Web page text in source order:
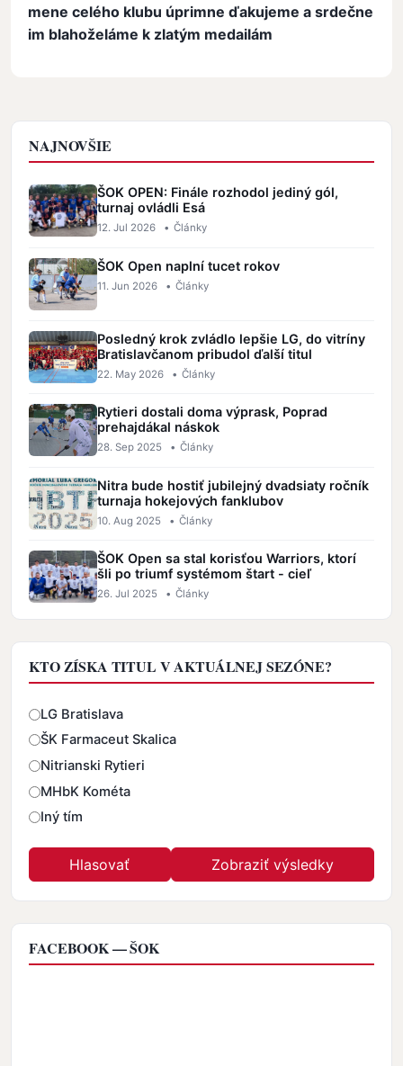
mene celého klubu úprimne ďakujeme a srdečne
im blahoželáme k zlatým medailám
NAJNOVŠIE
ŠOK OPEN: Finále rozhodol jediný gól,
turnaj ovládli Esá
12. Jul 2026 • Články
ŠOK Open naplní tucet rokov
11. Jun 2026 • Články
Posledný krok zvládlo lepšie LG, do vitríny
Bratislavčanom pribudol ďalší titul
22. May 2026 • Články
Rytieri dostali doma výprask, Poprad
prehajdákal náskok
28. Sep 2025 • Články
Nitra bude hostiť jubilejný dvadsiaty ročník
turnaja hokejových fanklubov
10. Aug 2025 • Články
ŠOK Open sa stal korisťou Warriors, ktorí
šli po triumf systémom štart - cieľ
26. Jul 2025 • Články
KTO ZÍSKA TITUL V AKTUÁLNEJ SEZÓNE?
Odpovede
LG Bratislava
ŠK Farmaceut Skalica
Nitrianski Rytieri
MHbK Kométa
Iný tím
FACEBOOK — ŠOK